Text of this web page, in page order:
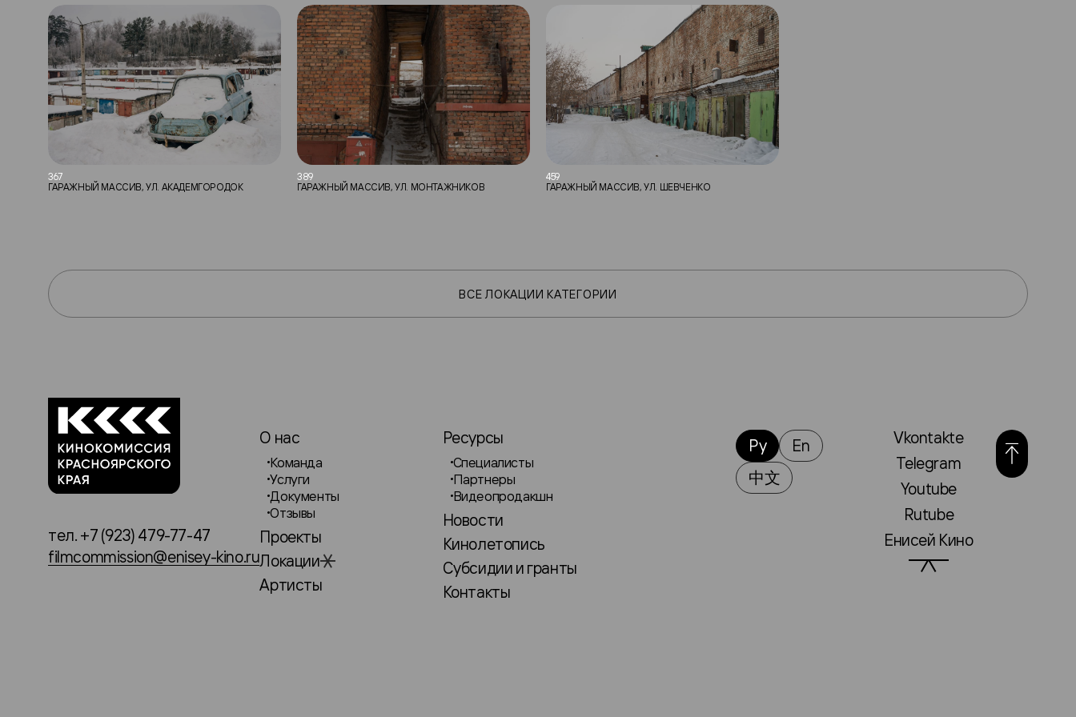
367
ГАРАЖНЫЙ МАССИВ, УЛ. АКАДЕМГОРОДОК
389
ГАРАЖНЫЙ МАССИВ, УЛ. МОНТАЖНИКОВ
459
ГАРАЖНЫЙ МАССИВ, УЛ. ШЕВЧЕНКО
ВСЕ ЛОКАЦИИ КАТЕГОРИИ
тел. +7 (923) 479-77-47
filmcommission@enisey-kino.ru
О нас
Команда
Услуги
Документы
Отзывы
Проекты
Локации
Артисты
Ресурсы
Специалисты
Партнеры
Видеопродакшн
Новости
Кинолетопись
Субсидии и гранты
Контакты
Ру
En
中文
Vkontakte
Telegram
Youtube
Rutube
Енисей Кино